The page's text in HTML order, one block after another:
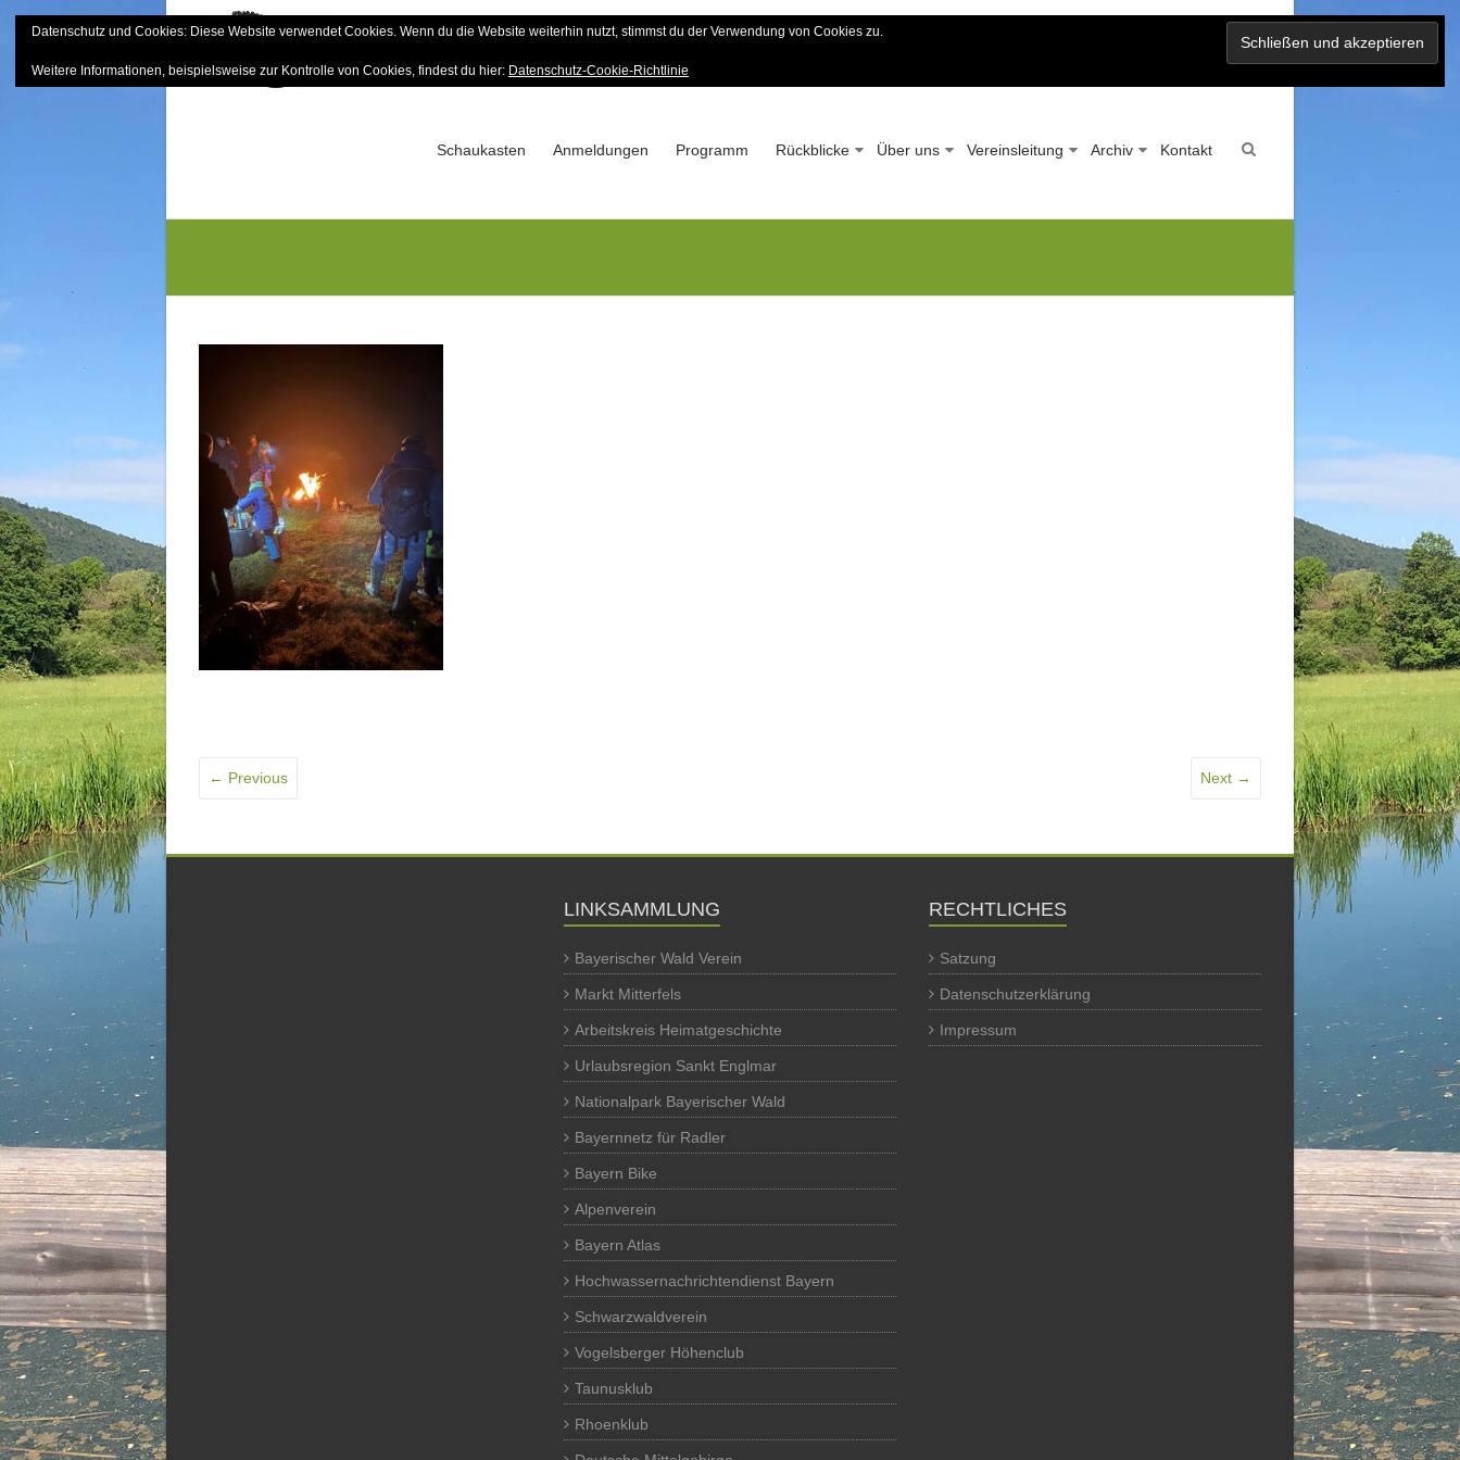
to
Bayerischer Wald-Verein
Sektion Mitterfels e.V. – Seit 1963
Schaukasten Anmeldungen Programm Rückblicke Über uns Vereinsleitung Archiv Kontakt
← Previous Next →
LINKSAMMLUNG
Bayerischer Wald Verein
Markt Mitterfels
Arbeitskreis Heimatgeschichte
Urlaubsregion Sankt Englmar
Nationalpark Bayerischer Wald
Bayernnetz für Radler
Bayern Bike
Alpenverein
Bayern Atlas
Hochwassernachrichtendienst Bayern
Schwarzwaldverein
Vogelsberger Höhenclub
Taunusklub
Rhoenklub
RECHTLICHES
Satzung
Datenschutzerklärung
Impressum
Datenschutz und Cookies: Diese Website verwendet Cookies. Wenn du die Website weiterhin nutzt, stimmst du der Verwendung von Cookies zu.
Weitere Informationen, beispielsweise zur Kontrolle von Cookies, findest du hier: Datenschutz-Cookie-Richtlinie